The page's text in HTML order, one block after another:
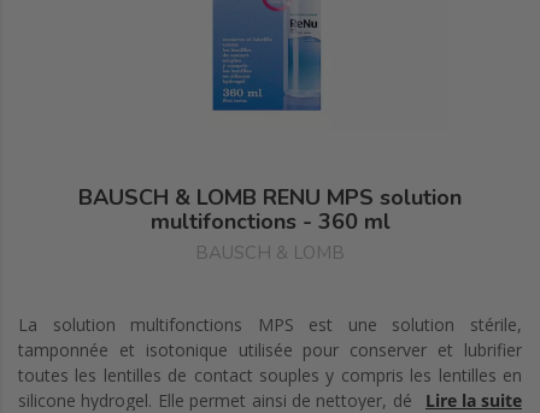
BAUSCH & LOMB RENU MPS solution
multifonctions - 360 ml
BAUSCH & LOMB
La solution multifonctions MPS est une solution stérile,
tamponnée et isotonique utilisée pour conserver et lubrifier
toutes les lentilles de contact souples y compris les lentilles en
silicone hydrogel. Elle permet ainsi de nettoyer, décontaminer et
Lire la suite